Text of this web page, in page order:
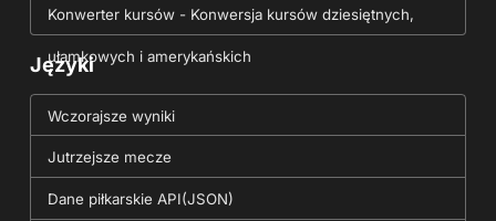
Konwerter kursów - Konwersja kursów dziesiętnych,
ułamkowych i amerykańskich
Języki
Wczorajsze wyniki
Jutrzejsze mecze
Dane piłkarskie API(JSON)